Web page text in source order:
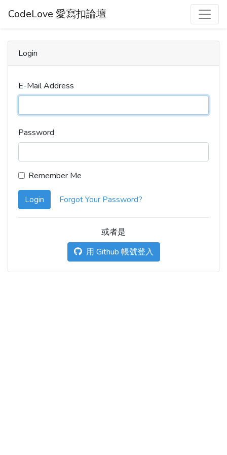
CodeLove 愛寫扣論壇
Login
E-Mail Address
Password
Remember Me
Login Forgot Your Password?
或者是
用 Github 帳號登入